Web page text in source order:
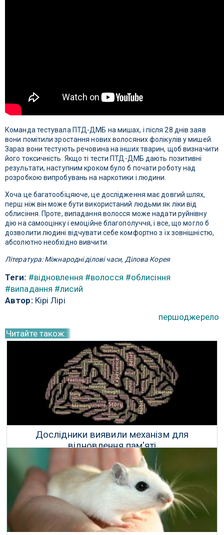
Команда тестувала ПТД-ДМБ на мишах, і після 28 днів заяв
вони помітили зростання нових волосяних фолікулів у мишей.
Зараз вони тестують речовина на інших тварин, щоб визначити
його токсичність. Якщо ті тести ПТД-ДМБ дають позитивні
результати, наступним кроком було б почати роботу над
розробкою випробувань на наркотики і людини.
Хоча це багатообіцяюче, це дослідження має довгий шлях,
перш ніж він може бути використаний людьми як ліки від
облисіння. Проте, випадання волосся може надати руйнівну
дію на самооцінку і емоційне благополуччя, і все, що могло б
дозволити людині відчувати себе комфортно з їх зовнішністю,
абсолютно необхідно вивчити.
Література: Міжнародні ділові часи, Ділова Корея
Теги: #відновлення #волосся #облисіння
#випадання #лисий
Автор:Кірі Лірі
першоджерело
Читайте також:
Дослідники виявили механізм для
відновлення пам'яті
25 Серпня 2017 р.